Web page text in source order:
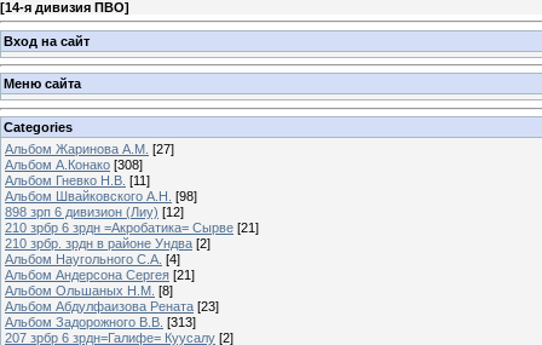
[14-я дивизия ПВО]
Вход на сайт
Меню сайта
Categories
Альбом Жаринова А.М. [27]
Альбом А.Конако [308]
Альбом Гневко Н.В. [11]
Альбом Швайковского А.Н. [98]
898 зрп 6 дивизион (Лиу) [12]
210 зрбр 6 зрдн =Акробатика= Сырве [21]
210 зрбр. зрдн в районе Ундва [2]
Альбом Наугольного С.А. [4]
Альбом Андерсона Сергея [21]
Альбом Ольшаных Н.М. [8]
Альбом Абдулфаизова Рената [23]
Альбом Задорожного В.В. [313]
207 зрбр 6 зрдн=Галифе= Куусалу [2]